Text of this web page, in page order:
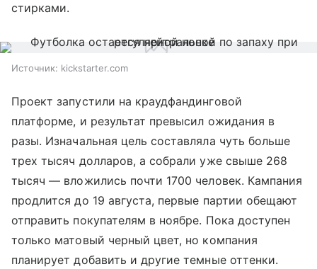
стирками.
Источник: kickstarter.com
Проект запустили на краудфандинговой
платформе, и результат превысил ожидания в
разы. Изначальная цель составляла чуть больше
трех тысяч долларов, а собрали уже свыше 268
тысяч — вложились почти 1700 человек. Кампания
продлится до 19 августа, первые партии обещают
отправить покупателям в ноябре. Пока доступен
только матовый черный цвет, но компания
планирует добавить и другие темные оттенки.